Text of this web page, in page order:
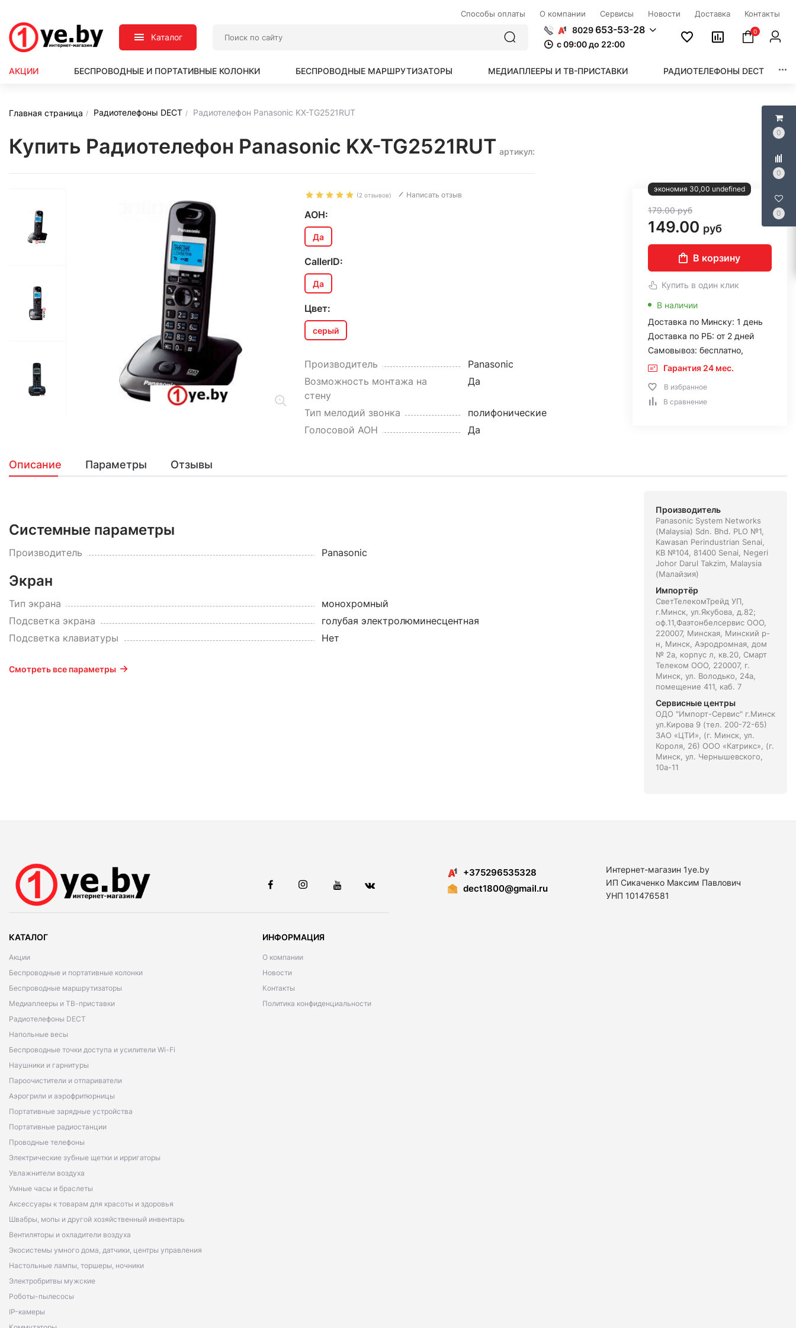
0
0
0
Способы оплаты О компании Сервисы Новости Доставка Контакты
Каталог
8029653-53-28
c 09:00 до 22:00
0
АКЦИИ БЕСПРОВОДНЫЕ И ПОРТАТИВНЫЕ КОЛОНКИ БЕСПРОВОДНЫЕ МАРШРУТИЗАТОРЫ МЕДИАПЛЕЕРЫ И ТВ-ПРИСТАВКИ РАДИОТЕЛЕФОНЫ DECT
Главная страница Радиотелефоны DECT Радиотелефон Panasonic KX-TG2521RUT
Купить Радиотелефон Panasonic KX-TG2521RUT артикул:
(2 отзывов) Написать отзыв
АОН:
Да
CallerID:
Да
Цвет:
серый
Производитель
Panasonic
Возможность монтажа на
стену
Да
Тип мелодий звонка
полифонические
Голосовой АОН
Да
экономия 30,00 undefined
179.00руб
149.00 руб
В корзину
Купить в один клик
В наличии
Доставка по Минску: 1 день
Доставка по РБ: от 2 дней
Самовывоз: бесплатно,
Гарантия 24 мес.
В избранное
В сравнение
Описание Параметры Отзывы
Системные параметры
Производитель Panasonic
Экран
Тип экрана
монохромный
Подсветка экрана
голубая электролюминесцентная
Подсветка клавиатуры
Нет
Смотреть все параметры
Производитель
Panasonic System Networks
(Malaysia) Sdn. Bhd. PLO №1,
Kawasan Perindustrian Senai,
KB №104, 81400 Senai, Negeri
Johor Darul Takzim, Malaysia
(Малайзия)
Импортёр
СветТелекомТрейд УП,
г.Минск, ул.Якубова, д.82;
оф.11,Фаэтонбелсервис ООО,
220007, Минская, Минский р-
н, Минск, Аэродромная, дом
№ 2а, корпус л, кв.20, Смарт
Телеком ООО, 220007, г.
Минск, ул. Володько, 24а,
помещение 411, каб. 7
Сервисные центры
ОДО "Импорт-Сервис" г.Минск
ул.Кирова 9 (тел. 200-72-65)
ЗАО «ЦТИ», (г. Минск, ул.
Короля, 26) ООО «Катрикс», (г.
Минск, ул. Чернышевского,
10а-11
КАТАЛОГ
Акции
Беспроводные и портативные колонки
Беспроводные маршрутизаторы
Медиаплееры и ТВ-приставки
Радиотелефоны DECT
Напольные весы
Беспроводные точки доступа и усилители Wi-Fi
Наушники и гарнитуры
Пароочистители и отпариватели
Аэрогрили и аэрофритюрницы
Портативные зарядные устройства
Портативные радиостанции
Проводные телефоны
Электрические зубные щетки и ирригаторы
Увлажнители воздуха
Умные часы и браслеты
Аксессуары к товарам для красоты и здоровья
Швабры, мопы и другой хозяйственный инвентарь
Вентиляторы и охладители воздуха
Экосистемы умного дома, датчики, центры управления
Настольные лампы, торшеры, ночники
Электробритвы мужские
Роботы-пылесосы
IP-камеры
ИНФОРМАЦИЯ
О компании
Новости
Контакты
Политика конфиденциальности
+375296535328
dect1800@gmail.ru
Интернет-магазин 1ye.by
ИП Сикаченко Максим Павлович
УНП 101476581